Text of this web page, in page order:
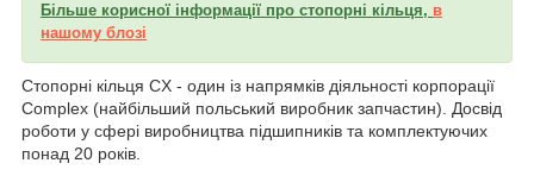
Більше корисної інформації про стопорні кільця, в
нашому блозі
Стопорні кільця CX - один із напрямків діяльності корпорації
Complex (найбільший польський виробник запчастин). Досвід
роботи у сфері виробництва підшипників та комплектуючих
понад 20 років.